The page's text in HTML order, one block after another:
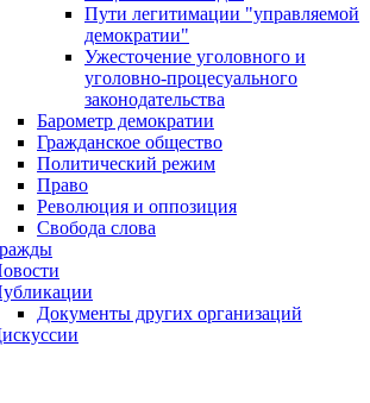
Пути легитимации "управляемой
демократии"
Ужесточение уголовного и
уголовно-процесуального
законодательства
Барометр демократии
Гражданское общество
Политический режим
Право
Революция и оппозиция
Свобода слова
Документы других организаций